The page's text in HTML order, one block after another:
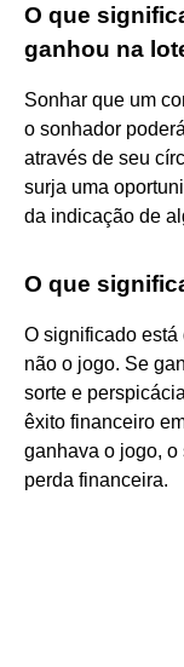
O que
ganhou na
Sonhar que um
o sonhador
através de seu
surja uma
da indicação de
O que
O significado
não o jogo. Se
sorte e
êxito financeiro
ganhava o jogo, o
perda financeira.